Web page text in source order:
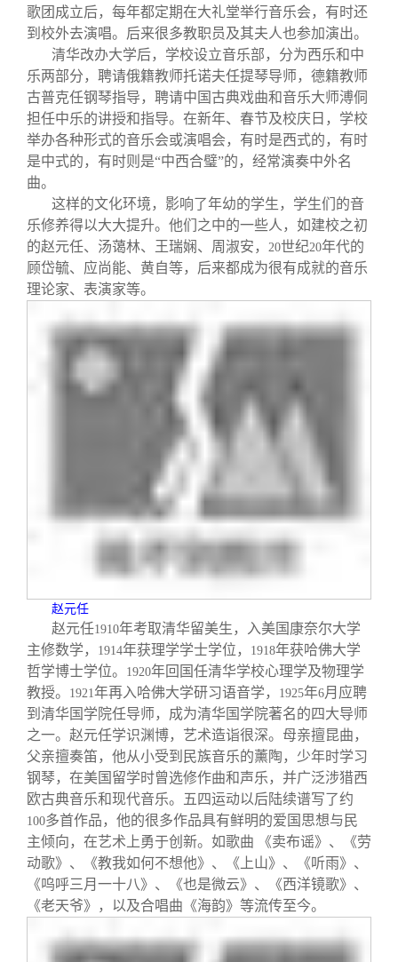
歌团成立后，每年都定期在大礼堂举行音乐会，有时还
到校外去演唱。后来很多教职员及其夫人也参加演出。
清华改办大学后，学校设立音乐部，分为西乐和中
乐两部分，聘请俄籍教师托诺夫任提琴导师，德籍教师
古普克任钢琴指导，聘请中国古典戏曲和音乐大师溥侗
担任中乐的讲授和指导。在新年、春节及校庆日，学校
举办各种形式的音乐会或演唱会，有时是西式的，有时
是中式的，有时则是“中西合璧”的，经常演奏中外名
曲。
这样的文化环境，影响了年幼的学生，学生们的音
乐修养得以大大提升。他们之中的一些人，如建校之初
的赵元任、汤蔼林、王瑞娴、周淑安， 20世纪20年代的
顾岱毓、应尚能、黄自等，后来都成为很有成就的音乐
理论家、表演家等。
赵元任
赵元任1910年考取清华留美生，入美国康奈尔大学
主修数学，
1914年获理学学士学位， 1918年获哈佛大学
哲学博士学位。
1920年回国任清华学校心理学及物理学
教授。
1921年再入哈佛大学研习语音学， 1925年6月应聘
到清华国学院任导师，成为清华国学院著名的四大导师
之一。赵元任学识渊博，艺术造诣很深。母亲擅昆曲，
父亲擅奏笛，他从小受到民族音乐的薰陶，少年时学习
钢琴，在美国留学时曾选修作曲和声乐，并广泛涉猎西
欧古典音乐和现代音乐。五四运动以后陆续谱写了约
100多首作品，他的很多作品具有鲜明的爱国思想与民
主倾向，在艺术上勇于创新。如歌曲 《卖布谣》、《劳
动歌》、《教我如何不想他》、《上山》、《听雨》、
《呜呼三月一十八》、《也是微云》、《西洋镜歌》、
《老天爷》，以及合唱曲《海韵》等流传至今。